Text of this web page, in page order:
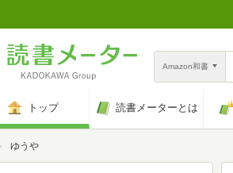
Amazon和書
トップ 読書メーターとは
ップゆうや